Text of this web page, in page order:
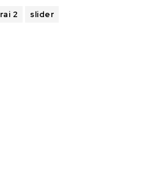
rai 2 slider